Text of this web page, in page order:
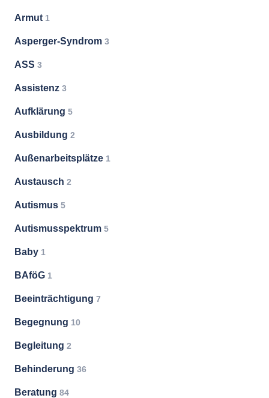
Armut 1
Asperger-Syndrom 3
ASS 3
Assistenz 3
Aufklärung 5
Ausbildung 2
Außenarbeitsplätze 1
Austausch 2
Autismus 5
Autismusspektrum 5
Baby 1
BAföG 1
Beeinträchtigung 7
Begegnung 10
Begleitung 2
Behinderung 36
Beratung 84